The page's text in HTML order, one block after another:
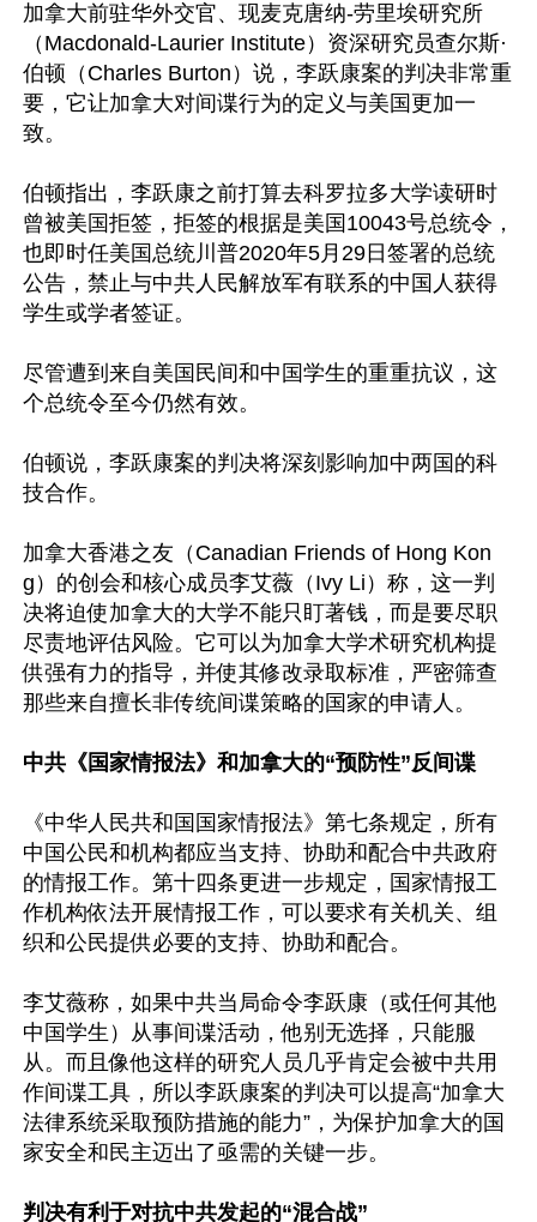
加拿大前驻华外交官、现麦克唐纳-劳里埃研究所
（Macdonald-Laurier Institute）资深研究员查尔斯·
伯顿（Charles Burton）说，李跃康案的判决非常重
要，它让加拿大对间谍行为的定义与美国更加一
致。
伯顿指出，李跃康之前打算去科罗拉多大学读研时
曾被美国拒签，拒签的根据是美国10043号总统令，
也即时任美国总统川普2020年5月29日签署的总统
公告，禁止与中共人民解放军有联系的中国人获得
学生或学者签证。
尽管遭到来自美国民间和中国学生的重重抗议，这
个总统令至今仍然有效。
伯顿说，李跃康案的判决将深刻影响加中两国的科
技合作。
加拿大香港之友（Canadian Friends of Hong Kon
g）的创会和核心成员李艾薇（Ivy Li）称，这一判
决将迫使加拿大的大学不能只盯著钱，而是要尽职
尽责地评估风险。它可以为加拿大学术研究机构提
供强有力的指导，并使其修改录取标准，严密筛查
那些来自擅长非传统间谍策略的国家的申请人。
中共《国家情报法》和加拿大的“预防性”反间谍
《中华人民共和国国家情报法》第七条规定，所有
中国公民和机构都应当支持、协助和配合中共政府
的情报工作。第十四条更进一步规定，国家情报工
作机构依法开展情报工作，可以要求有关机关、组
织和公民提供必要的支持、协助和配合。
李艾薇称，如果中共当局命令李跃康（或任何其他
中国学生）从事间谍活动，他别无选择，只能服
从。而且像他这样的研究人员几乎肯定会被中共用
作间谍工具，所以李跃康案的判决可以提高“加拿大
法律系统采取预防措施的能力”，为保护加拿大的国
家安全和民主迈出了亟需的关键一步。
判决有利于对抗中共发起的“混合战”